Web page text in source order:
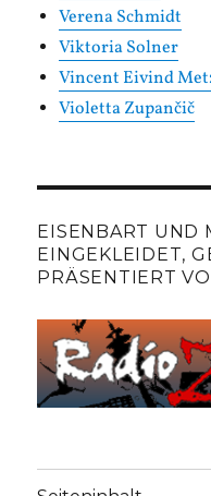
Verena Schmidt
Viktoria Solner
Vincent Eivind
Violetta Zupančič
EISENBART UND
EINGEKLEIDET,
PRÄSENTIERT